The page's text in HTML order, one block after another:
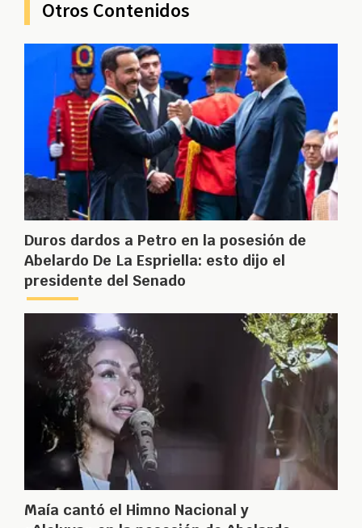
Otros Contenidos
Duros dardos a Petro en la posesión de
Abelardo De La Espriella: esto dijo el
presidente del Senado
Maía cantó el Himno Nacional y